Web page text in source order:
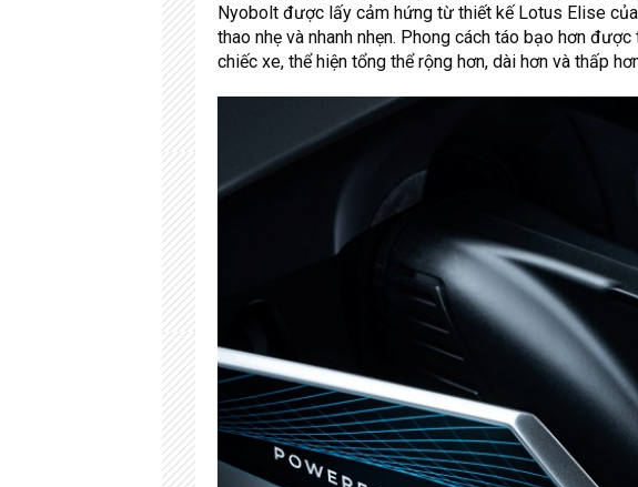
Nyobolt được lấy cảm hứng từ thiết kế Lotus Elise
thao nhẹ và nhanh nhẹn. Phong cách táo bạo hơn
chiếc xe, thể hiện tổng thể rộng hơn, dài hơn và thấp